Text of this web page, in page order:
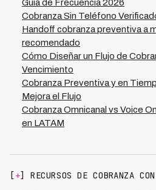
conversión sin saturación.
como Kleva alcanzan tasas de
con 70% menos inversión en
indica que la automatización
omnicanal es determinante.
Promoter Score post-cobranza;
debe recuperar deuda sin
financiera.
Guía de Frecuencia 2026
Cobranza Sin Teléfono
Handoff cobranza preventiva a
recomendado
Cómo Diseñar un Flujo de
Vencimiento
Cobranza Preventiva y en
Mejora el Flujo
Cobranza Omnicanal vs Voice
en LATAM
[ +] RECURSOS DE COBRANZA